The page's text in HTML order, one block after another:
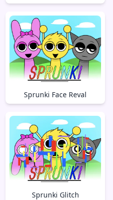
Sprunki Face Reval
Sprunki Glitch